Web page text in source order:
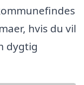
hvis du vil
dygtig